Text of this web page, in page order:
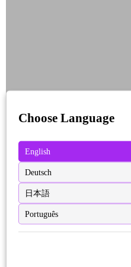
Choose Language
English
Deutsch
日本語
Português